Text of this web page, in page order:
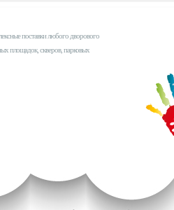
поставки любого дворового
площадок, скверов, парковых